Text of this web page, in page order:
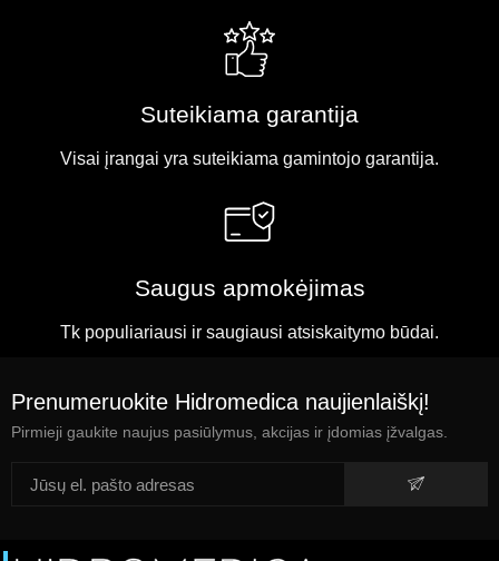
Suteikiama garantija
Visai įrangai yra suteikiama gamintojo garantija.
Saugus apmokėjimas
Tk populiariausi ir saugiausi atsiskaitymo būdai.
Prenumeruokite Hidromedica naujienlaiškį!
Pirmieji gaukite naujus pasiūlymus, akcijas ir įdomias įžvalgas.